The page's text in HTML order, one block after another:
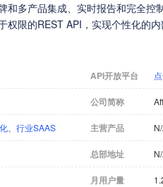
和多产品集成、实时报告和完全控
权限的REST API，实现个性化的
API开放平台
公司简称
行业SAAS 主营产品
总部地址
月用户量